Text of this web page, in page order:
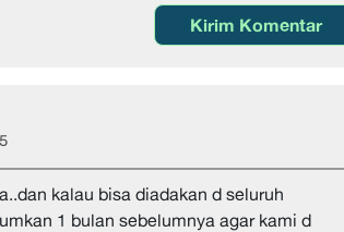
Kirim Komentar
kalau bisa diadakan d seluruh
1 bulan sebelumnya agar kami d